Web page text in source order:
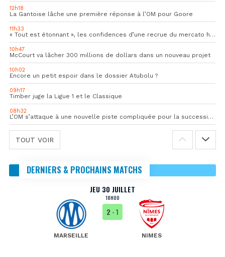
12h18
La Gantoise lâche une première réponse à l’OM pour Goore
11h33
« Tout est étonnant », les confidences d’une recrue du mercato hivernal de l’OM
10h47
McCourt va lâcher 300 millions de dollars dans un nouveau projet
10h02
Encore un petit espoir dans le dossier Atubolu ?
09h17
Timber juge la Ligue 1 et le Classique
08h32
L’OM s’attaque à une nouvelle piste compliquée pour la succession de Rulli
TOUT VOIR
DERNIERS & PROCHAINS MATCHS
JEU 30 JUILLET
18H00
MARSEILLE
2 - 1
NIMES